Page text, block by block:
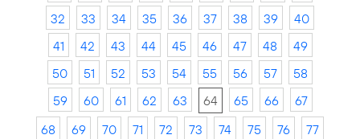
32
33 34 35 36 37 38 39
40
41
42 43 44 45 46 47 48
49
50
51 52 53 54 55 56 57
58
59
60 61 62 63 64 65 66
67
68
69 70 71 72 73 74 75 76
77